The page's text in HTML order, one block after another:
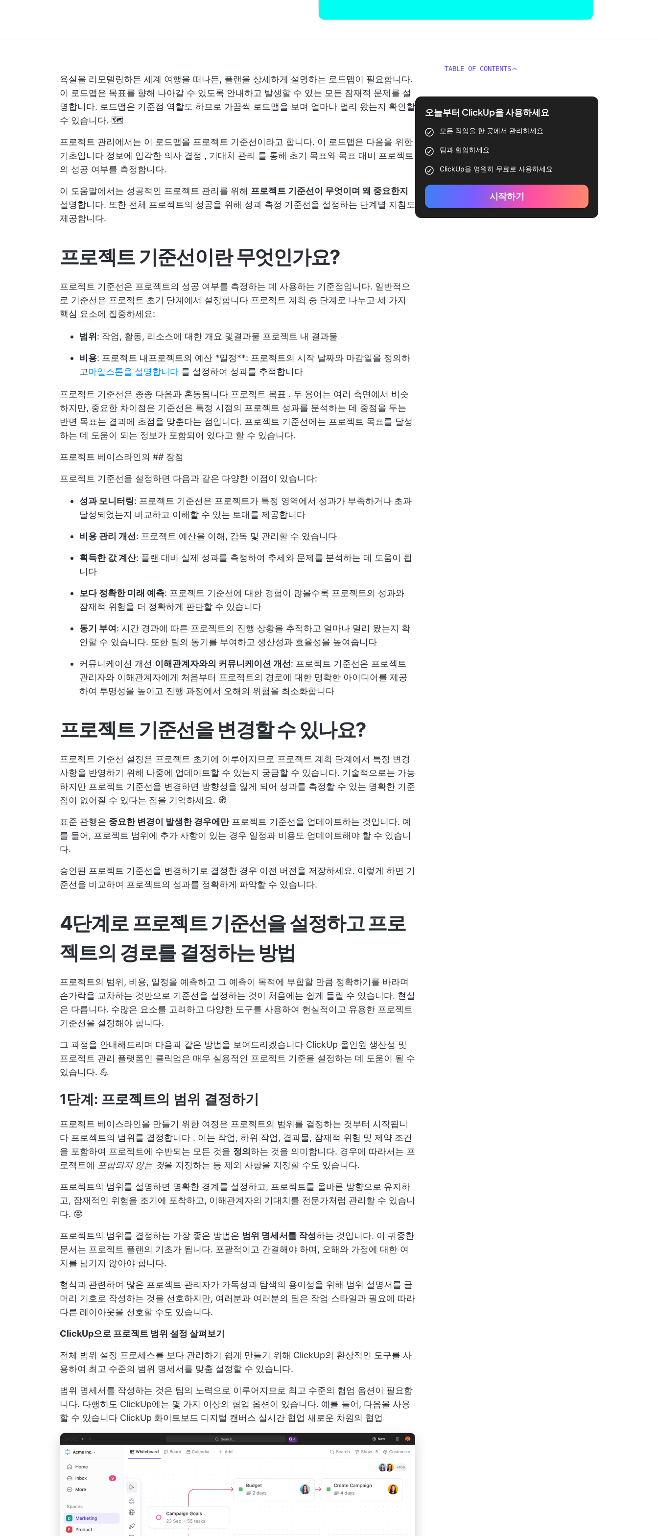
욕실을 리모델링하든 세계 여행을 떠나든, 플랜을 상세하게 설명하는 로드맵이 필요합니다.
이 로드맵은 목표를 향해 나아갈 수 있도록 안내하고 발생할 수 있는 모든 잠재적 문제를 설
명합니다. 로드맵은 기준점 역할도 하므로 가끔씩 로드맵을 보며 얼마나 멀리 왔는지 확인할
수 있습니다. 🗺️
프로젝트 관리에서는 이 로드맵을 프로젝트 기준선이라고 합니다. 이 로드맵은 다음을 위한
기초입니다 정보에 입각한 의사 결정 , 기대치 관리 를 통해 초기 목표와 목표 대비 프로젝트
의 성공 여부를 측정합니다.
이 도움말에서는 성공적인 프로젝트 관리를 위해 프로젝트 기준선이 무엇이며 왜 중요한지
설명합니다. 또한 전체 프로젝트의 성공을 위해 성과 측정 기준선을 설정하는 단계별 지침도
제공합니다.
프로젝트 기준선이란 무엇인가요?
프로젝트 기준선은 프로젝트의 성공 여부를 측정하는 데 사용하는 기준점입니다. 일반적으
로 기준선은 프로젝트 초기 단계에서 설정합니다 프로젝트 계획 중 단계로 나누고 세 가지
핵심 요소에 집중하세요:
범위 : 작업, 활동, 리소스에 대한 개요 및결과물 프로젝트 내 결과물
비용: 프로젝트 내프로젝트의 예산 *일정**: 프로젝트의 시작 날짜와 마감일을 정의하
고마일스톤을 설명합니다 를 설정하여 성과를 추적합니다
프로젝트 기준선은 종종 다음과 혼동됩니다 프로젝트 목표 . 두 용어는 여러 측면에서 비슷
하지만, 중요한 차이점은 기준선은 특정 시점의 프로젝트 성과를 분석하는 데 중점을 두는
반면 목표는 결과에 초점을 맞춘다는 점입니다. 프로젝트 기준선에는 프로젝트 목표를 달성
하는 데 도움이 되는 정보가 포함되어 있다고 할 수 있습니다.
프로젝트 베이스라인의 ## 장점
프로젝트 기준선을 설정하면 다음과 같은 다양한 이점이 있습니다:
성과 모니터링: 프로젝트 기준선은 프로젝트가 특정 영역에서 성과가 부족하거나 초과
달성되었는지 비교하고 이해할 수 있는 토대를 제공합니다
비용 관리 개선 : 프로젝트 예산을 이해, 감독 및 관리할 수 있습니다
획득한 값 계산: 플랜 대비 실제 성과를 측정하여 추세와 문제를 분석하는 데 도움이 됩
니다
보다 정확한 미래 예측: 프로젝트 기준선에 대한 경험이 많을수록 프로젝트의 성과와
잠재적 위험을 더 정확하게 판단할 수 있습니다
동기 부여 : 시간 경과에 따른 프로젝트의 진행 상황을 추적하고 얼마나 멀리 왔는지 확
인할 수 있습니다. 또한 팀의 동기를 부여하고 생산성과 효율성을 높여줍니다
커뮤니케이션 개선 이해관계자와의 커뮤니케이션 개선 : 프로젝트 기준선은 프로젝트
관리자와 이해관계자에게 처음부터 프로젝트의 경로에 대한 명확한 아이디어를 제공
하여 투명성을 높이고 진행 과정에서 오해의 위험을 최소화합니다
프로젝트 기준선을 변경할 수 있나요?
프로젝트 기준선 설정은 프로젝트 초기에 이루어지므로 프로젝트 계획 단계에서 특정 변경
사항을 반영하기 위해 나중에 업데이트할 수 있는지 궁금할 수 있습니다. 기술적으로는 가능
하지만 프로젝트 기준선을 변경하면 방향성을 잃게 되어 성과를 측정할 수 있는 명확한 기준
점이 없어질 수 있다는 점을 기억하세요. 🧭
표준 관행은 중요한 변경이 발생한 경우에만프로젝트 기준선을 업데이트하는 것입니다. 예
를 들어, 프로젝트 범위에 추가 사항이 있는 경우 일정과 비용도 업데이트해야 할 수 있습니
다.
승인된 프로젝트 기준선을 변경하기로 결정한 경우 이전 버전을 저장하세요. 이렇게 하면 기
준선을 비교하여 프로젝트의 성과를 정확하게 파악할 수 있습니다.
4단계로 프로젝트 기준선을 설정하고 프로
젝트의 경로를 결정하는 방법
프로젝트의 범위, 비용, 일정을 예측하고 그 예측이 목적에 부합할 만큼 정확하기를 바라며
손가락을 교차하는 것만으로 기준선을 설정하는 것이 처음에는 쉽게 들릴 수 있습니다. 현실
은 다릅니다. 수많은 요소를 고려하고 다양한 도구를 사용하여 현실적이고 유용한 프로젝트
기준선을 설정해야 합니다.
그 과정을 안내해드리며 다음과 같은 방법을 보여드리겠습니다 ClickUp 올인원 생산성 및
프로젝트 관리 플랫폼인 클릭업은 매우 실용적인 프로젝트 기준을 설정하는 데 도움이 될 수
있습니다. 💪
1단계: 프로젝트의 범위 결정하기
프로젝트 베이스라인을 만들기 위한 여정은 프로젝트의 범위를 결정하는 것부터 시작됩니
다 프로젝트의 범위를 결정합니다 . 이는 작업, 하위 작업, 결과물, 잠재적 위험 및 제약 조건
을 포함하여 프로젝트에 수반되는 모든 것을 정의하는 것을 의미합니다. 경우에 따라서는 프
로젝트에 포함되지 않는 것을 지정하는 등 제외 사항을 지정할 수도 있습니다.
프로젝트의 범위를 설명하면 명확한 경계를 설정하고, 프로젝트를 올바른 방향으로 유지하
고, 잠재적인 위험을 조기에 포착하고, 이해관계자의 기대치를 전문가처럼 관리할 수 있습니
다. 🤓
프로젝트의 범위를 결정하는 가장 좋은 방법은 범위 명세서를 작성하는 것입니다. 이 귀중한
문서는 프로젝트 플랜의 기초가 됩니다. 포괄적이고 간결해야 하며, 오해와 가정에 대한 여
지를 남기지 않아야 합니다.
형식과 관련하여 많은 프로젝트 관리자가 가독성과 탐색의 용이성을 위해 범위 설명서를 글
머리 기호로 작성하는 것을 선호하지만, 여러분과 여러분의 팀은 작업 스타일과 필요에 따라
다른 레이아웃을 선호할 수도 있습니다.
ClickUp으로 프로젝트 범위 설정 살펴보기
전체 범위 설정 프로세스를 보다 관리하기 쉽게 만들기 위해 ClickUp의 환상적인 도구를 사
용하여 최고 수준의 범위 명세서를 맞춤 설정할 수 있습니다.
범위 명세서를 작성하는 것은 팀의 노력으로 이루어지므로 최고 수준의 협업 옵션이 필요합
니다. 다행히도 ClickUp에는 몇 가지 이상의 협업 옵션이 있습니다. 예를 들어, 다음을 사용
할 수 있습니다 ClickUp 화이트보드 디지털 캔버스 실시간 협업 새로운 차원의 협업
TABLE OF CONTENTS
오늘부터 ClickUp을 사용하세요
모든 작업을 한 곳에서 관리하세요
팀과 협업하세요
ClickUp을 영원히 무료로 사용하세요
시작하기